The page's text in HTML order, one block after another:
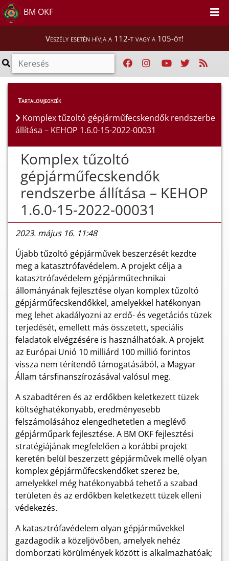
BM OKF
Veszély esetén hívja a 112-t vagy a 105-öt!
Híreink > Hírek
Tartalomjegyzék
Komplex tűzoltó gépjárműfecskendők rendszerbe
állítása – KEHOP 1.6.0-15-2022-00031
Komplex tűzoltó
gépjárműfecskendők
rendszerbe állítása – KEHOP
1.6.0-15-2022-00031
2023. május 16. 11:48
Újabb tűzoltó gépjárművek beszerzését kezdte
meg a katasztrófavédelem. A projekt célja a
katasztrófavédelem gépjárműtechnikai
állományának fejlesztése olyan komplex tűzoltó
gépjárműfecskendőkkel, amelyekkel hatékonyan
meg lehet akadályozni az erdő- és vegetációs tüzek
terjedését, emellett más összetett, speciális
feladatok elvégzésére is használhatóak. A projekt
az Európai Unió 10 milliárd 100 millió forintos
vissza nem térítendő támogatásából, a Magyar
Állam társfinanszírozásával valósul meg.
A szabadtéren és az erdőkben keletkezett tüzek
költséghatékonyabb, eredményesebb
felszámolásához elengedhetetlen a meglévő
gépjárműpark fejlesztése. A BM OKF fejlesztési
stratégiájának megfelelően a korábbi projekt
keretén belül beszerzett gépjárművek mellé olyan
komplex gépjárműfecskendőket szerez be,
amelyekkel még hatékonyabbá tehető a szabad
területen és az erdőkben keletkezett tüzek elleni
védekezés.
A katasztrófavédelem olyan gépjárművekkel
gazdagodik a közeljövőben, amelyek nehéz
domborzati körülmények között is alkalmazhatóak;